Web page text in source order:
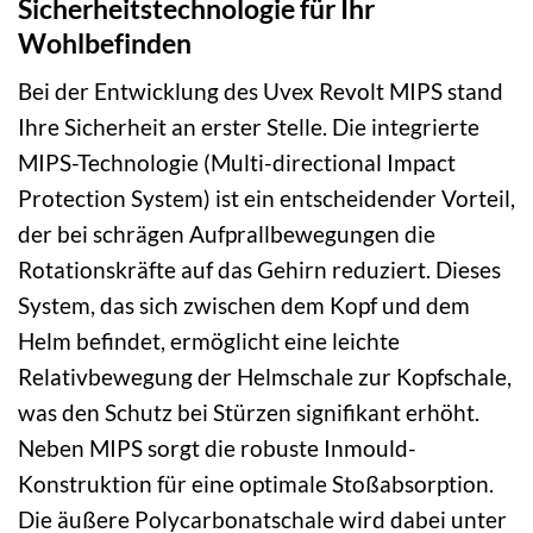
Sicherheitstechnologie für Ihr
Wohlbefinden
Bei der Entwicklung des Uvex Revolt MIPS stand
Ihre Sicherheit an erster Stelle. Die integrierte
MIPS-Technologie (Multi-directional Impact
Protection System) ist ein entscheidender Vorteil,
der bei schrägen Aufprallbewegungen die
Rotationskräfte auf das Gehirn reduziert. Dieses
System, das sich zwischen dem Kopf und dem
Helm befindet, ermöglicht eine leichte
Relativbewegung der Helmschale zur Kopfschale,
was den Schutz bei Stürzen signifikant erhöht.
Neben MIPS sorgt die robuste Inmould-
Konstruktion für eine optimale Stoßabsorption.
Die äußere Polycarbonatschale wird dabei unter